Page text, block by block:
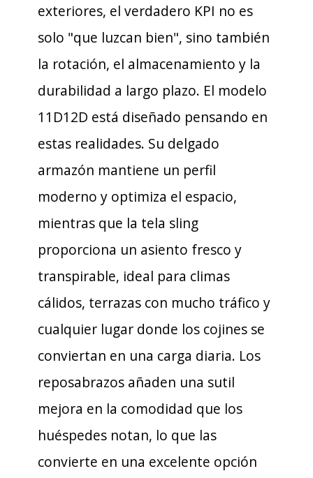
exteriores, el verdadero KPI no es
solo "que luzcan bien", sino también
la rotación, el almacenamiento y la
durabilidad a largo plazo. El modelo
11D12D está diseñado pensando en
estas realidades. Su delgado
armazón mantiene un perfil
moderno y optimiza el espacio,
mientras que la tela sling
proporciona un asiento fresco y
transpirable, ideal para climas
cálidos, terrazas con mucho tráfico y
cualquier lugar donde los cojines se
conviertan en una carga diaria. Los
reposabrazos añaden una sutil
mejora en la comodidad que los
huéspedes notan, lo que las
convierte en una excelente opción